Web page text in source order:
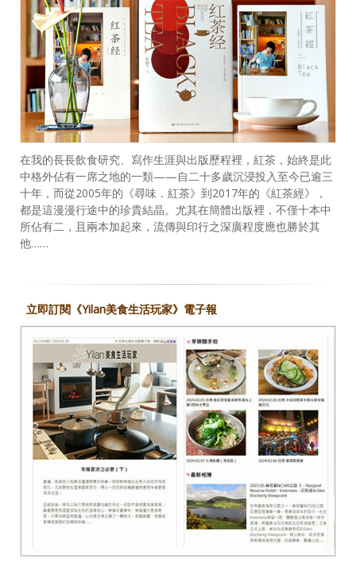
在我的長長飲食研究、寫作生涯與出版歷程裡，紅茶，始終是此
中格外佔有一席之地的一類——自二十多歲沉浸投入至今已逾三
十年，而從2005年的《尋味．紅茶》到2017年的《紅茶經》，
都是這漫漫行途中的珍貴結晶。尤其在簡體出版裡，不僅十本中
所佔有二，且兩本加起來，流傳與印行之深廣程度應也勝於其
他……
立即訂閱《Yilan美食生活玩家》電子報